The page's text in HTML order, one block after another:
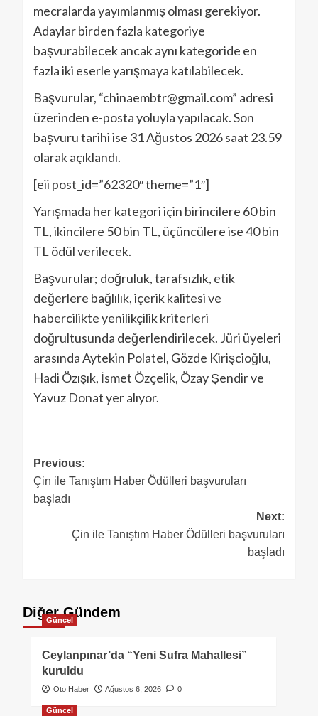
mecralarda yayımlanmış olması gerekiyor.
Adaylar birden fazla kategoriye
başvurabilecek ancak aynı kategoride en
fazla iki eserle yarışmaya katılabilecek.
Başvurular, “chinaembtr@gmail.com” adresi
üzerinden e-posta yoluyla yapılacak. Son
başvuru tarihi ise 31 Ağustos 2026 saat 23.59
olarak açıklandı.
[eii post_id=”62320″ theme=”1″]
Yarışmada her kategori için birincilere 60 bin
TL, ikincilere 50 bin TL, üçüncülere ise 40 bin
TL ödül verilecek.
Başvurular; doğruluk, tarafsızlık, etik
değerlere bağlılık, içerik kalitesi ve
habercilikte yenilikçilik kriterleri
doğrultusunda değerlendirilecek. Jüri üyeleri
arasında Aytekin Polatel, Gözde Kirişcioğlu,
Hadi Özışık, İsmet Özçelik, Özay Şendir ve
Yavuz Donat yer alıyor.
Previous:
Çin ile Tanıştım Haber Ödülleri başvuruları
başladı
Next:
Çin ile Tanıştım Haber Ödülleri başvuruları
başladı
Diğer Gündem
Güncel
Ceylanpınar’da “Yeni Sufra Mahallesi”
kuruldu
Oto Haber Ağustos 6, 2026 0
Güncel